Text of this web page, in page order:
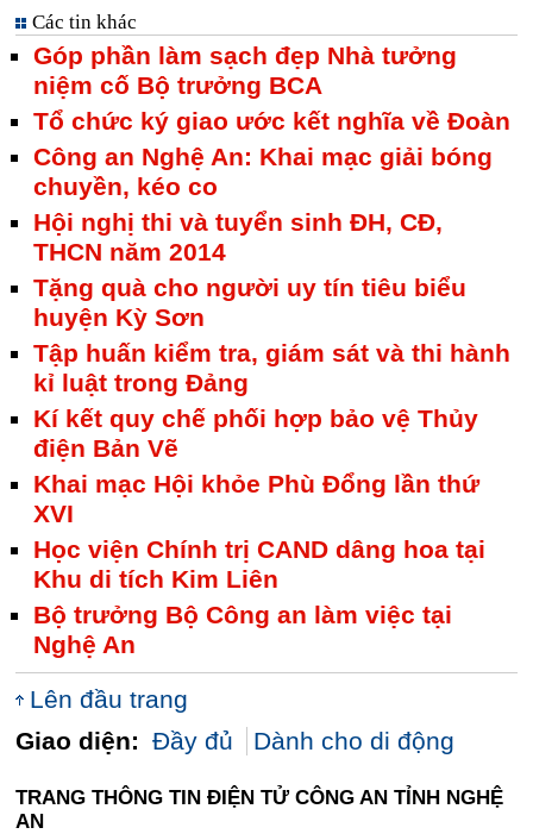
Các tin khác
Góp phần làm sạch đẹp Nhà tưởng
niệm cố Bộ trưởng BCA
Tổ chức ký giao ước kết nghĩa về Đoàn
Công an Nghệ An: Khai mạc giải bóng
chuyền, kéo co
Hội nghị thi và tuyển sinh ĐH, CĐ,
THCN năm 2014
Tặng quà cho người uy tín tiêu biểu
huyện Kỳ Sơn
Tập huấn kiểm tra, giám sát và thi hành
kỉ luật trong Đảng
Kí kết quy chế phối hợp bảo vệ Thủy
điện Bản Vẽ
Khai mạc Hội khỏe Phù Đổng lần thứ
XVI
Học viện Chính trị CAND dâng hoa tại
Khu di tích Kim Liên
Bộ trưởng Bộ Công an làm việc tại
Nghệ An
Lên đầu trang
Giao diện: Đầy đủ Dành cho di động
TRANG THÔNG TIN ĐIỆN TỬ CÔNG AN TỈNH NGHỆ
AN